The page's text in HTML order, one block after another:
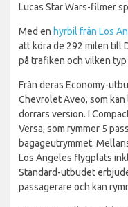
Lucas Star Wars-filmer
Med en hyrbil från Los
att köra de 292 milen till
på trafiken och vilken typ
Från deras Economy-
Chevrolet Aveo, som
dörrars version. I
Versa, som rymmer 5
bagageutrymmet.
Los Angeles flygplats
Standard-utbudet
passagerare och kan